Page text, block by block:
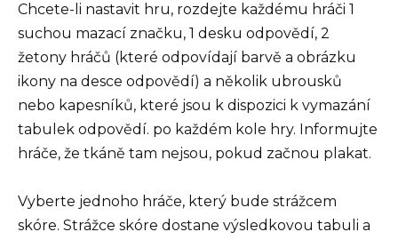
Chcete-li nastavit hru, rozdejte každému hráči 1
suchou mazací značku, 1 desku odpovědí, 2
žetony hráčů (které odpovídají barvě a obrázku
ikony na desce odpovědí) a několik ubrousků
nebo kapesníků, které jsou k dispozici k vymazání
tabulek odpovědí. po každém kole hry. Informujte
hráče, že tkáně tam nejsou, pokud začnou plakat.
Vyberte jednoho hráče, který bude strážcem
skóre. Strážce skóre dostane výsledkovou tabuli a